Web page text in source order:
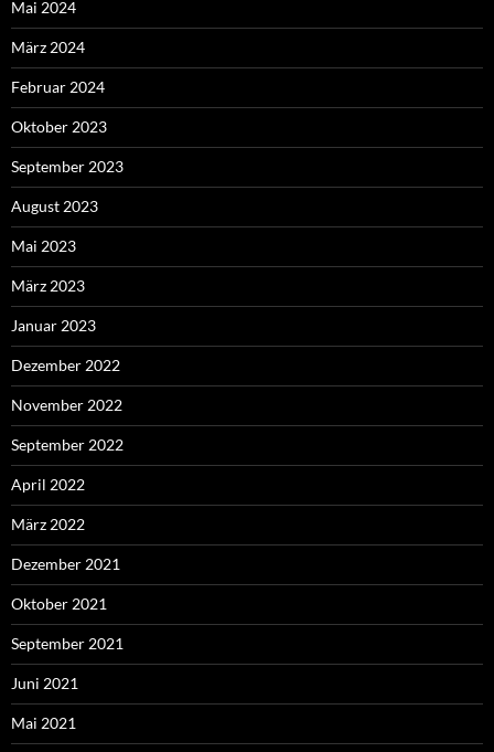
Mai 2024
März 2024
Februar 2024
Oktober 2023
September 2023
August 2023
Mai 2023
März 2023
Januar 2023
Dezember 2022
November 2022
September 2022
April 2022
März 2022
Dezember 2021
Oktober 2021
September 2021
Juni 2021
Mai 2021